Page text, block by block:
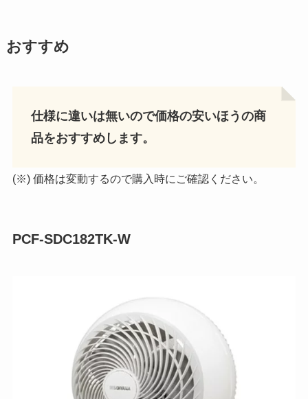
おすすめ
仕様に違いは無いので価格の安いほうの商
品をおすすめします。
(※) 価格は変動するので購入時にご確認ください。
PCF-SDC182TK-W